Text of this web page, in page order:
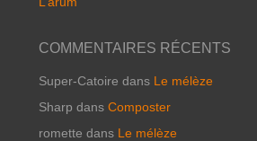
COMMENTAIRES RÉCENTS
Super-Catoire dans Le mélèze
Sharp dans Composter
romette dans Le mélèze